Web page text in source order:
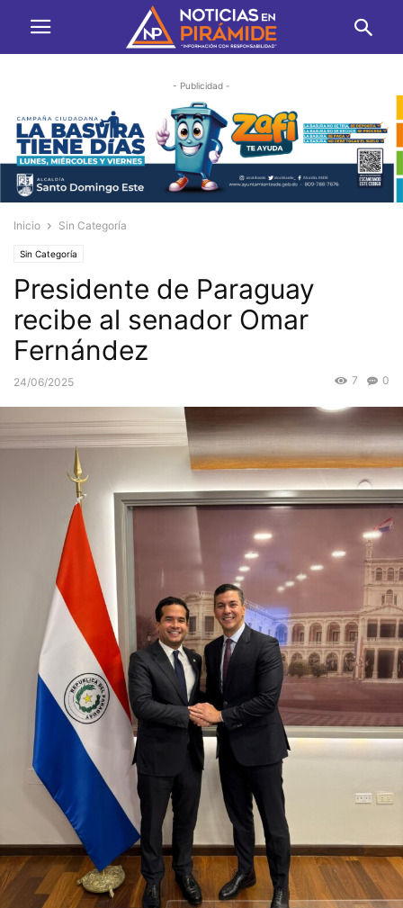
- Publicidad -
Inicio Sin Categoría
Sin Categoría
Presidente de Paraguay
recibe al senador Omar
Fernández
24/06/2025 0
7